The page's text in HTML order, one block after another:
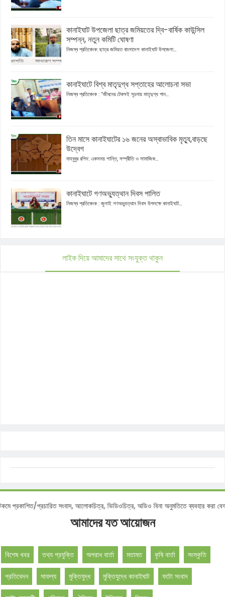
কানাইঘাট উপজেলা ছাত্র জমিয়তের দ্বি-বার্ষিক কাউন্সিল
সম্পন্ন, নতুন কমিটি ঘোষণা
নিজস্ব প্রতিবেদক: ছাত্র জমিয়ত বাংলাদেশ কানাইঘাট উপজেলা...
কানাইঘাটে বিশ্ব মাতৃদুগ্ধ সপ্তাহের আলোচনা সভা
নিজস্ব প্রতিবেদক : “জীবনের টেকসই সূচনায় মাতৃদুগ্ধ পান...
তিন মাসে কানাইঘাটের ১৬ জনের অস্বাভাবিক মৃত্যু,বাড়ছে
উদ্বেগ
মাহবুবুর রশিদ: একসময় শান্তি, সম্প্রীতি ও সামাজিক...
কানাইঘাটে গণঅভ্যুত্থান দিবস পালিত
নিজস্ব প্রতিবেদক : জুলাই গণঅভ্যুত্থান দিবস উপলক্ষে কানাইঘাট...
লাইক দিয়ে আমাদের সাথে সংযুক্ত থাকুন
ডটকমে প্রকাশিত/প্রচারিত সংবাদ, আলোকচিত্র, ভিডিওচিত্র, অডিও বিনা অনুমতিতে ব্যবহার
আমাদের যত আয়োজন
বিশেষ খবর তথ্য প্রযুক্তি অপরাধ বার্তা মতামত কৃষি বার্তা সংস্কৃতি
প্রতিবেদন সাফল্য মুক্তিযুদ্ধ মুক্তিযুদ্ধে কানাইঘাট ফটো সংবাদ